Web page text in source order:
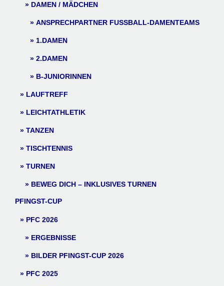
DAMEN / MÄDCHEN
ANSPRECHPARTNER FUSSBALL-DAMENTEAMS
1.DAMEN
2.DAMEN
B-JUNIORINNEN
LAUFTREFF
LEICHTATHLETIK
TANZEN
TISCHTENNIS
TURNEN
BEWEG DICH – INKLUSIVES TURNEN
PFINGST-CUP
PFC 2026
ERGEBNISSE
BILDER PFINGST-CUP 2026
PFC 2025